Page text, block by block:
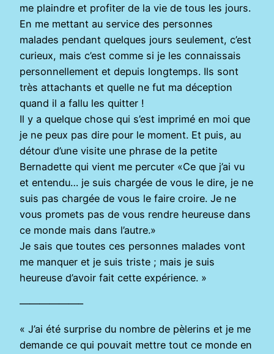
me plaindre et profiter de la vie de tous les jours.
En me mettant au service des personnes
malades pendant quelques jours seulement, c’est
curieux, mais c’est comme si je les connaissais
personnellement et depuis longtemps. Ils sont
très attachants et quelle ne fut ma déception
quand il a fallu les quitter !
Il y a quelque chose qui s’est imprimé en moi que
je ne peux pas dire pour le moment. Et puis, au
détour d’une visite une phrase de la petite
Bernadette qui vient me percuter «Ce que j’ai vu
et entendu… je suis chargée de vous le dire, je ne
suis pas chargée de vous le faire croire. Je ne
vous promets pas de vous rendre heureuse dans
ce monde mais dans l’autre.»
Je sais que toutes ces personnes malades vont
me manquer et je suis triste ; mais je suis
heureuse d’avoir fait cette expérience. »
——————–
« J’ai été surprise du nombre de pèlerins et je me
demande ce qui pouvait mettre tout ce monde en